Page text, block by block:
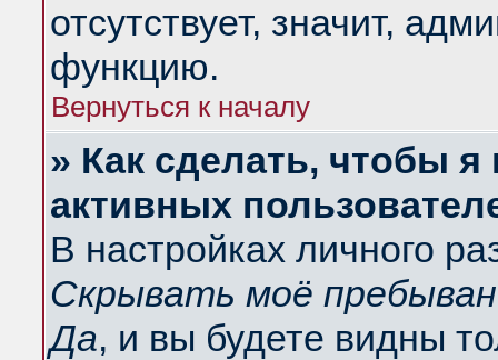
отсутствует, значит,
функцию.
Вернуться к началу
» Как сделать, чтобы
активных
В настройках личного
Скрывать моё
Да, и вы будете видны